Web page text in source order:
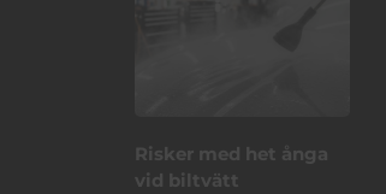
Risker med het ånga
vid biltvätt